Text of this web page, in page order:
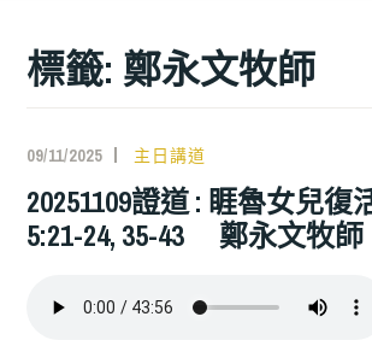
標籤: 鄭永文牧師
09/11/2025 主日講道
20251109證道 : 睚魯女兒復
5:21-24, 35-43 鄭永文牧師